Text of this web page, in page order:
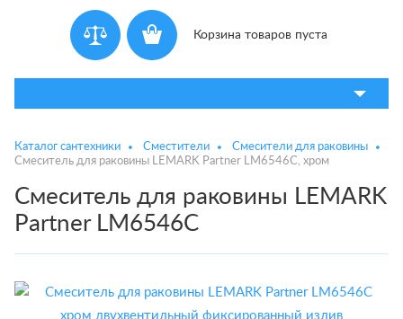
Корзина товаров пуста
Каталог сантехники Сместители
Смесители для раковины
Смеситель для раковины LEMARK Partner LM6546C, хром
Смеситель для раковины LEMARK
Partner LM6546C